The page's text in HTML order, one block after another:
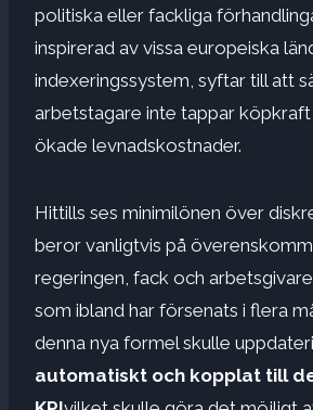
politiska eller fackliga
inspirerad av vissa europeiska
indexeringssystem, syftar till att
arbetstagare inte tappar köpkraft
ökade levnadskostnader.
Hittills ses minimilönen över
beror vanligtvis på
regeringen, fack och
som ibland har försenats i flera
denna nya formel skulle
automatiskt och kopplat till